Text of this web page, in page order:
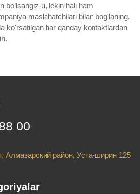
bo’lsangiz-u, lekin hali ham
maslahatchilari bilan bog'laning.
ko'rsatilgan har qanday kontaktlardan
00
Алмазарский район, Уста-ширин 125